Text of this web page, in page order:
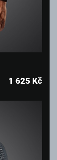
1 625 Kč